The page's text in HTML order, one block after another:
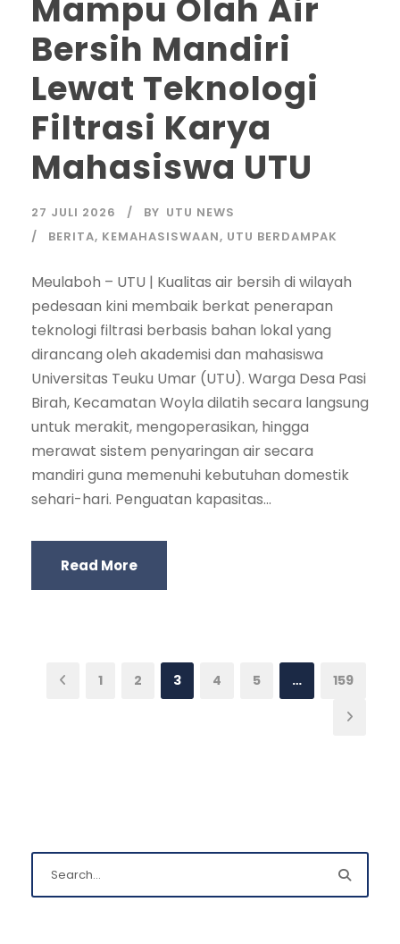
Mampu Olah Air
Bersih Mandiri
Lewat Teknologi
Filtrasi Karya
Mahasiswa UTU
27 JULI 2026 BY UTU NEWS
BERITA, KEMAHASISWAAN, UTU BERDAMPAK
Meulaboh – UTU | Kualitas air bersih di wilayah
pedesaan kini membaik berkat penerapan
teknologi filtrasi berbasis bahan lokal yang
dirancang oleh akademisi dan mahasiswa
Universitas Teuku Umar (UTU). Warga Desa Pasi
Birah, Kecamatan Woyla dilatih secara langsung
untuk merakit, mengoperasikan, hingga
merawat sistem penyaringan air secara
mandiri guna memenuhi kebutuhan domestik
sehari-hari. Penguatan kapasitas...
Read More
1 2 3 4 5 … 159